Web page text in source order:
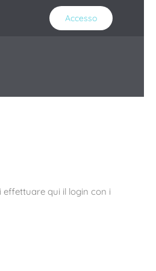
Accesso
effettuare qui il login con i